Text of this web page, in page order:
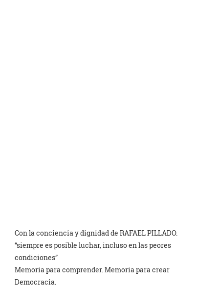
Con la conciencia y dignidad de RAFAEL PILLADO.
“siempre es posible luchar, incluso en las peores
condiciones”
Memoria para comprender. Memoria para crear
Democracia.